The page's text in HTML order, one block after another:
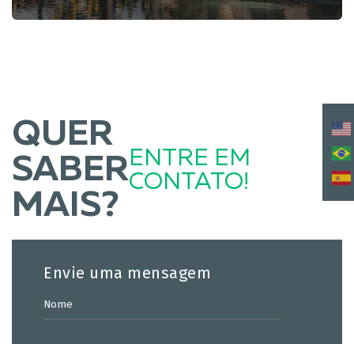
QUER
SABER
MAIS?
ENTRE EM
CONTATO!
Envie uma mensagem